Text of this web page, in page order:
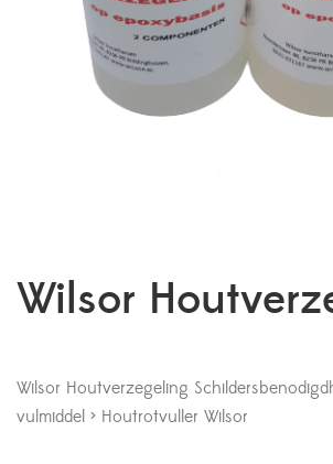
Wilsor
Wilsor Houtverzegeling
vulmiddel > Houtrotvuller Wilsor